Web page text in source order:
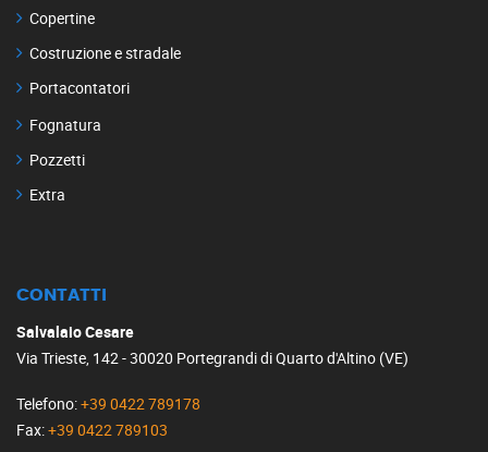
Copertine
Costruzione e stradale
Portacontatori
Fognatura
Pozzetti
Extra
CONTATTI
Salvalaio Cesare
Via Trieste, 142 - 30020 Portegrandi di Quarto d'Altino (VE)
Telefono:+39 0422 789178
Fax:+39 0422 789103